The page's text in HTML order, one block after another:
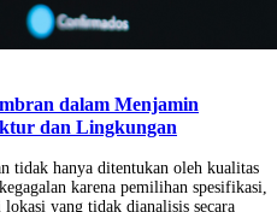
dalam Menjamin
dan Lingkungan
tidak hanya ditentukan oleh kualitas
karena pemilihan spesifikasi,
yang tidak dianalisis secara